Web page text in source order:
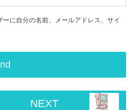
に自分の名前、メールアドレス、サイ
NEXT